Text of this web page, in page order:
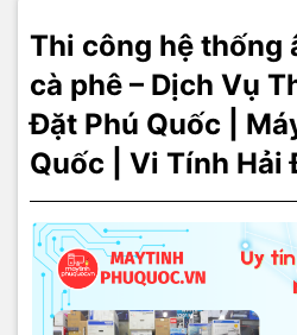
Thi công hệ thống
cà phê – Dịch Vụ
Đặt Phú Quốc |
Quốc | Vi Tính Hải
vai trò rất quan trọng trong việc tạo
nghiệm cho khách hàng.
Một hệ thống âm thanh được thi
nền dễ nghe, không bị dội, không
quán và giữ chân khách lâu hơn.
Việcthi công hệ thống âm thanh
đầu sẽ giúp quán vận hành ổn định,
mở rộng sau này.
🔎 Nguyên